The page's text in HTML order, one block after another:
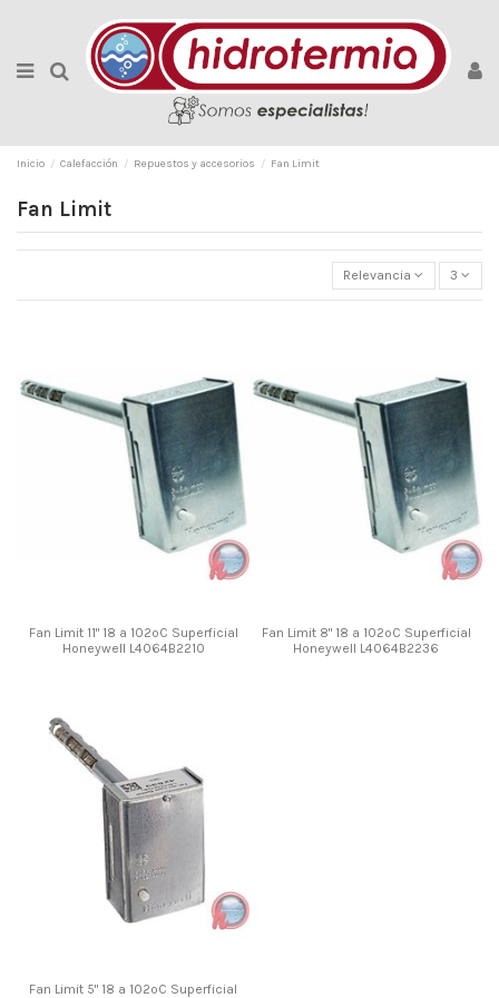
Inicio Calefacción Repuestos y accesorios Fan Limit
Fan Limit
Relevancia 3
Fan Limit 11" 18 a 102ºC Superficial
Honeywell L4064B2210
Fan Limit 8" 18 a 102ºC Superficial
Honeywell L4064B2236
Fan Limit 5" 18 a 102ºC Superficial